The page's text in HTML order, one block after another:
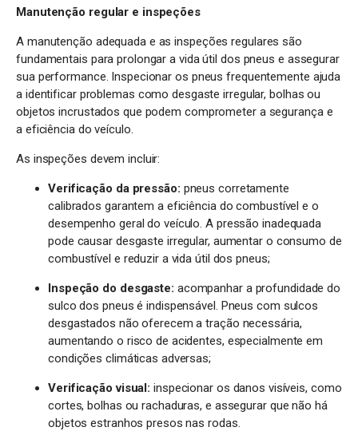
Manutenção regular e inspeções
A manutenção adequada e as inspeções regulares são
fundamentais para prolongar a vida útil dos pneus e assegurar
sua performance. Inspecionar os pneus frequentemente ajuda
a identificar problemas como desgaste irregular, bolhas ou
objetos incrustados que podem comprometer a segurança e
a eficiência do veículo.
As inspeções devem incluir:
Verificação da pressão: pneus corretamente
calibrados garantem a eficiência do combustível e o
desempenho geral do veículo. A pressão inadequada
pode causar desgaste irregular, aumentar o consumo de
combustível e reduzir a vida útil dos pneus;
Inspeção do desgaste: acompanhar a profundidade do
sulco dos pneus é indispensável. Pneus com sulcos
desgastados não oferecem a tração necessária,
aumentando o risco de acidentes, especialmente em
condições climáticas adversas;
Verificação visual: inspecionar os danos visíveis, como
cortes, bolhas ou rachaduras, e assegurar que não há
objetos estranhos presos nas rodas.